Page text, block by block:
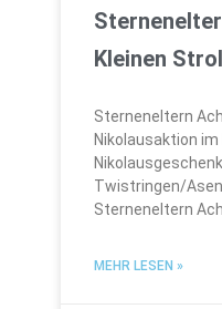
Kleinen
Sterneneltern
Nikolausaktion
Twistringen/
Sterneneltern
MEHR LESEN »